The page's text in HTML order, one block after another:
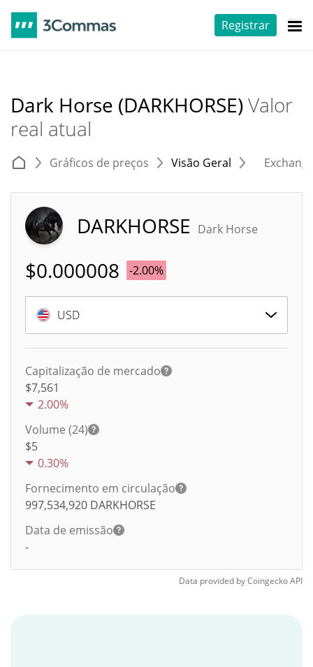
Registrar
Dark Horse (DARKHORSE)Valor
real atual
Gráficos de preços Visão Geral
DARKHORSE Dark Horse
$0.000008 -2.00%
USD
Capitalização de mercado
$7,561
2.00%
Volume (24)
$5
0.30%
Fornecimento em circulação
997,534,920 DARKHORSE
Data de emissão
-
Data provided byCoingeckoAPI